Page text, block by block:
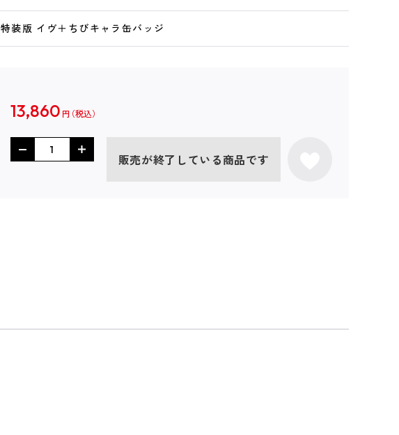
特装版 イヴ＋ちびキャラ缶バッジ
13,860 円
販売が終了している商品です